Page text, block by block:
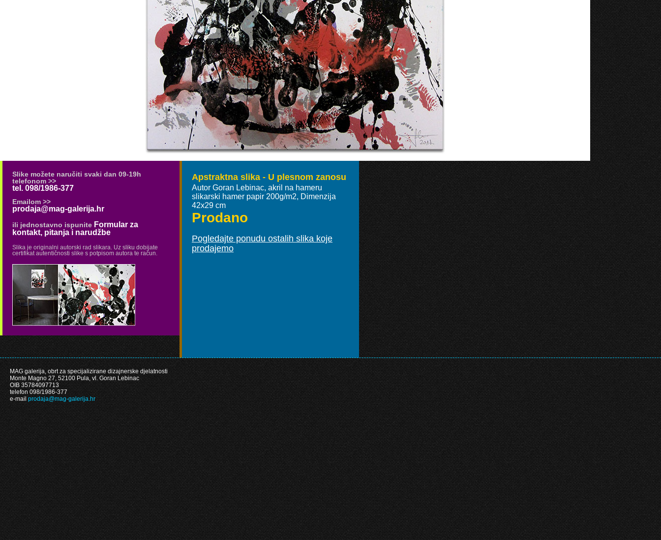
Slike možete naručiti svaki dan 09-19h
telefonom >>
tel. 098/1986-377
Emailom >>
prodaja@mag-galerija.hr
ili jednostavno ispunite Formular za
kontakt, pitanja i narudžbe
Slika je originalni autorski rad slikara. Uz sliku dobijate
certifikat autentičnosti slike s potpisom autora te račun.
Apstraktna slika - U plesnom zanosu
Autor Goran Lebinac, akril na hameru
slikarski hamer papir 200g/m2, Dimenzija
42x29 cm
Prodano
Pogledajte ponudu ostalih slika koje
prodajemo
MAG galerija, obrt za specijalizirane dizajnerske djelatnosti
Monte Magno 27, 52100 Pula, vl. Goran Lebinac
OIB 35784097713
telefon 098/1986-377
e-mailprodaja@mag-galerija.hr